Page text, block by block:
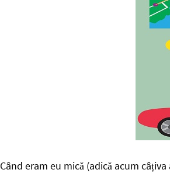
Când eram eu mică (adică acum